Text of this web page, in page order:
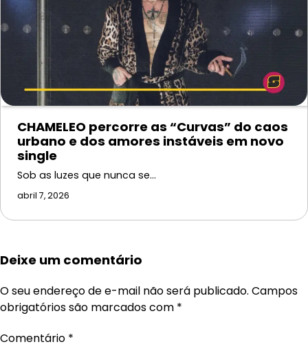
CHAMELEO percorre as “Curvas” do caos
urbano e dos amores instáveis em novo
single
Sob as luzes que nunca se…
abril 7, 2026
Deixe um comentário
O seu endereço de e-mail não será publicado. Campos
obrigatórios são marcados com *
Comentário *